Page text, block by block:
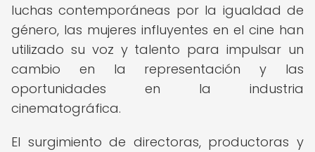
luchas contemporáneas por la igualdad de
género, las mujeres influyentes en el cine han
utilizado su voz y talento para impulsar un
cambio en la representación y las
oportunidades en la industria
cinematográfica.
El surgimiento de directoras, productoras y